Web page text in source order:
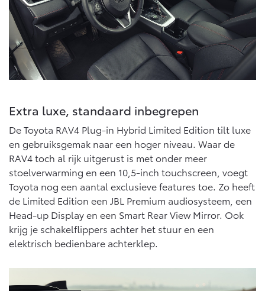
Corolla Cross
HYBRIDE
Toyota C-HR
OOK ALS PLUG-IN
HYBRIDE
Toyota C-HR+
BATTERIJ-ELEKTRISCH
RAV4
PLUG-IN HYBRIDE
10 jaar batterijgarantie
Toyota fabrieksgarantie
Onderdelen & Accessoires
Accessoires
Banden
Connected
Connected Services
MyToyota login
MyToyota App
Abonnementen
Multimedia
Connected check
Energie en slim laden
Verzekeren
Bedrijfswagens
Bedrijfswagens op maat
Extra luxe, standaard inbegrepen
De Toyota RAV4 Plug-in Hybrid Limited Edition tilt luxe
en gebruiksgemak naar een hoger niveau. Waar de
RAV4 toch al rijk uitgerust is met onder meer
stoelverwarming en een 10,5-inch touchscreen, voegt
Toyota nog een aantal exclusieve features toe. Zo heeft
de Limited Edition een JBL Premium audiosysteem, een
Head-up Display en een Smart Rear View Mirror. Ook
krijg je schakelflippers achter het stuur en een
elektrisch bedienbare achterklep.